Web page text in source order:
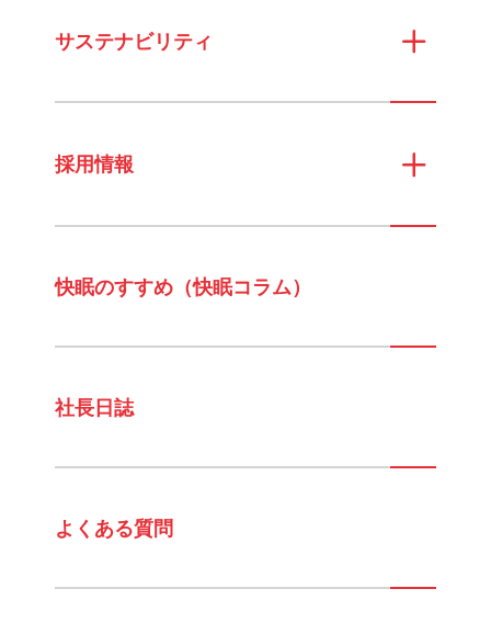
サステナビリティ
採用情報
快眠のすすめ（快眠コラム）
社長日誌
よくある質問